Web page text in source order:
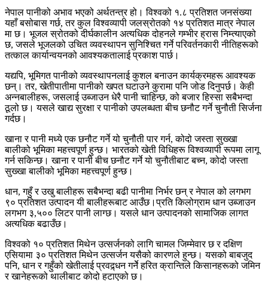
नेपाल पानीको अभाव भएको अर्थतन्त्र हो। विश्वको १.८ प्रतिशत जनसंख्या
यहाँ बसोबास गर्छ, तर कुल विश्वव्यापी जलस्रोतको १४ प्रतिशत मात्र नेपाल
मा छ। भूजल स्रोतको दीर्घकालीन अत्यधिक दोहनले गम्भीर ह्रास निम्त्याएको
छ, जसले भूजलको उचित व्यवस्थापन सुनिश्चित गर्ने परिवर्तनकारी नीतिहरूको
तत्काल कार्यान्वयनको आवश्यकतालाई प्रकाश पार्छ।
यद्यपि, भूमिगत पानीको व्यवस्थापनलाई कुशल बनाउन कार्यक्रमहरू आवश्यक
छन्। तर, खेतीपातीमा पानीको खपत घटाउने कुरामा पनि जोड दिनुपर्छ। केही
अन्नबालीहरू, जसलाई उब्जाउन धेरै पानी चाहिन्छ, को बजार हिस्सा सबैभन्दा
ठूलो छ। यसले खाद्य सुरक्षा र पानीको उपलब्धता बीच छनौट गर्ने चुनौती सिर्जना
गर्दछ।
खाना र पानी मध्ये एक छनौट गर्ने यो चुनौती पार गर्न, कोदो जस्ता सुख्खा
बालीको भूमिका महत्त्वपूर्ण हुन्छ। भारतको खेती विधिहरू विश्वव्यापी रूपमा लागू
गर्न सकिन्छ। खाना र पानी बीच छनौट गर्ने यो चुनौतीबाट बच्न, कोदो जस्ता
सुख्खा बालीको भूमिका महत्त्वपूर्ण हुन्छ।
धान, गहुँ र उखु बालीहरू सबैभन्दा बढी पानीमा निर्भर छन् र नेपाल को लगभग
९० प्रतिशत उत्पादन यी बालीहरूबाट आउँछ।प्रति किलोग्राम धान उब्जाउन
लगभग ३,५०० लिटर पानी लाग्छ। यसले धान उत्पादनको सामाजिक लागत
अत्यधिक बढाउँछ।
विश्वको १० प्रतिशत मिथेन उत्सर्जनको लागि चामल जिम्मेवार छ र दक्षिण
एसियामा ३० प्रतिशत मिथेन उत्सर्जन यसैको कारणले हुन्छ। यसको बाबजुद
पनि, धान र गहुँको खेतीलाई प्रवद्र्धन गर्नेे हरित क्रान्तिले किसानहरूको जमिन
र खानेहरूको थालीबाट कोदो हटाएको छ।